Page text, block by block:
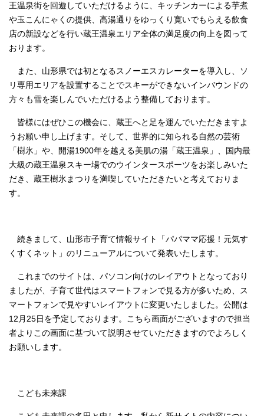
王温泉街を回遊していただけるように、キッチンカーによる芋煮
や玉こんにゃくの提供、高湯通りをゆっくり寛いでもらえる飲食
店の新設などを行い蔵王温泉エリア全体の満足度の向上を図って
おります。
また、山形県では初となるスノーエスカレーターを導入し、ソ
リ専用エリアを設置することでスキーができないインバウンドの
方々も雪を楽しんでいただけるよう整備しております。
皆様にはぜひこの機会に、蔵王へと足を運んでいただきますよ
うお願い申し上げます。そして、世界的に知られる自然の芸術
「樹氷」や、開湯1900年を越える美肌の湯「蔵王温泉」、国内最
大級の蔵王温泉スキー場でのウインタースポーツをお楽しみいた
だき、蔵王樹氷まつりを満喫していただきたいと考えておりま
す。
続きまして、山形市子育て情報サイト「パパママ応援！元気す
くすくネット」のリニューアルについて発表いたします。
これまでのサイトは、パソコン向けのレイアウトとなっており
ましたが、子育て世代はスマートフォンで見る方が多いため、ス
マートフォンで見やすいレイアウトに変更いたしました。公開は
12月25日を予定しております。こちら画面がございますので担当
者よりこの画面に基づいて説明させていただきますのでよろしく
お願いします。
こども未来課